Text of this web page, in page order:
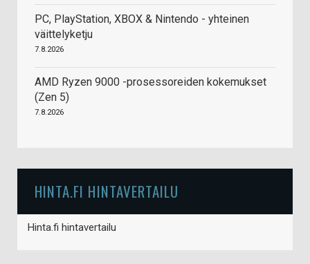
PC, PlayStation, XBOX & Nintendo - yhteinen
väittelyketju
7.8.2026
AMD Ryzen 9000 -prosessoreiden kokemukset
(Zen 5)
7.8.2026
HINTA.FI HINTAVERTAILU
Hinta.fi hintavertailu